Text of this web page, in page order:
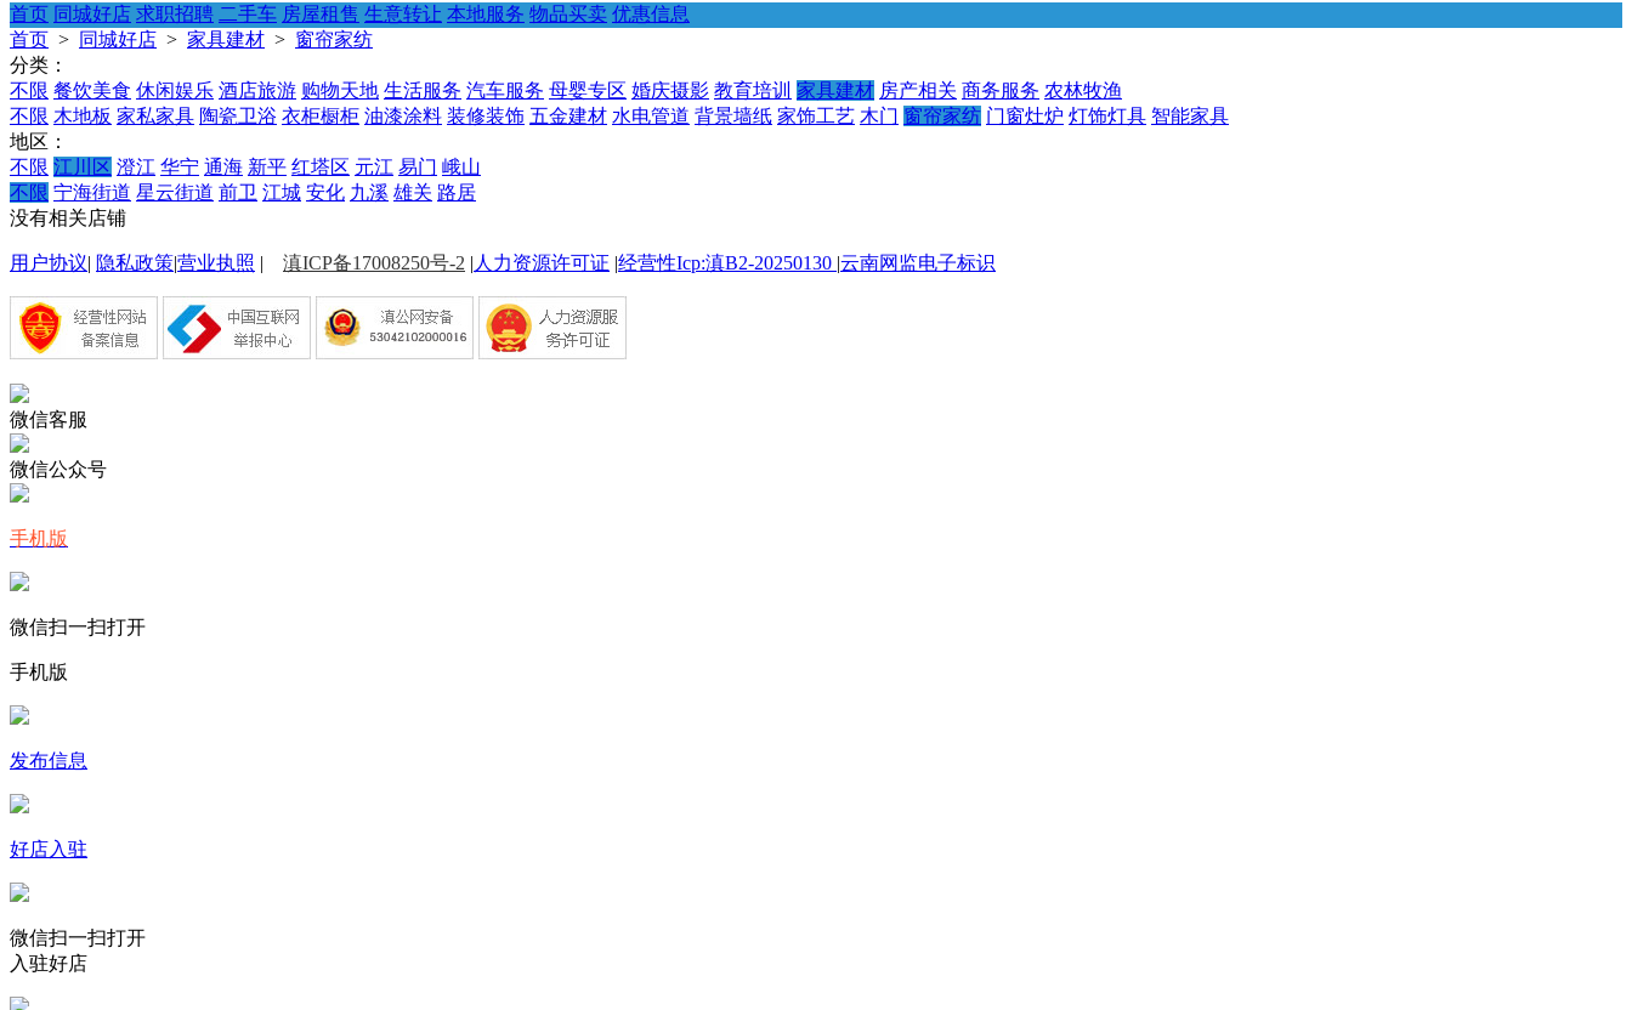
首页 同城好店 求职招聘 二手车 房屋租售 生意转让 本地服务 物品买卖 优惠信息
首页 > 同城好店 > 家具建材 > 窗帘家纺
分类：
不限 餐饮美食 休闲娱乐 酒店旅游 购物天地 生活服务 汽车服务 母婴专区 婚庆摄影 教育培训 家具建材 房产相关 商务服务 农林牧渔
不限 木地板 家私家具 陶瓷卫浴 衣柜橱柜 油漆涂料 装修装饰 五金建材 水电管道 背景墙纸 家饰工艺 木门 窗帘家纺 门窗灶炉 灯饰灯具 智能家具
地区：
不限 江川区 澄江 华宁 通海 新平 红塔区 元江 易门 峨山
不限 宁海街道 星云街道 前卫 江城 安化 九溪 雄关 路居
没有相关店铺
用户协议| 隐私政策|营业执照 | 滇ICP备17008250号-2 | 人力资源许可证 |经营性Icp:滇B2-20250130 |云南网监电子标识
微信客服
微信公众号
手机版
微信扫一扫打开
手机版
发布信息
好店入驻
微信扫一扫打开
入驻好店